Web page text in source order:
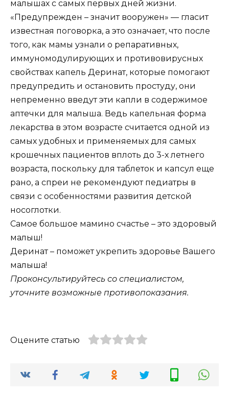
малышах с самых первых дней жизни.
«Предупрежден – значит вооружен» — гласит
известная поговорка, а это означает, что после
того, как мамы узнали о репаративных,
иммуномодулирующих и противовирусных
свойствах капель Деринат, которые помогают
предупредить и остановить простуду, они
непременно введут эти капли в содержимое
аптечки для малыша. Ведь капельная форма
лекарства в этом возрасте считается одной из
самых удобных и применяемых для самых
крошечных пациентов вплоть до 3-х летнего
возраста, поскольку для таблеток и капсул еще
рано, а спреи не рекомендуют педиатры в
связи с особенностями развития детской
носоглотки.
Самое большое мамино счастье – это здоровый
малыш!
Деринат – поможет укрепить здоровье Вашего
малыша!
Проконсультируйтесь со специалистом,
уточните возможные противопоказания.
Оцените статью